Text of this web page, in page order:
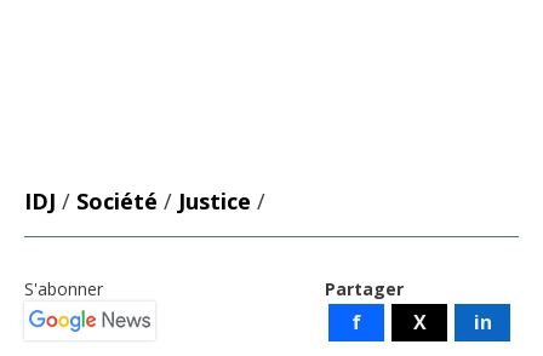
IDJ / Société / Justice /
Partager
f X in
S'abonner